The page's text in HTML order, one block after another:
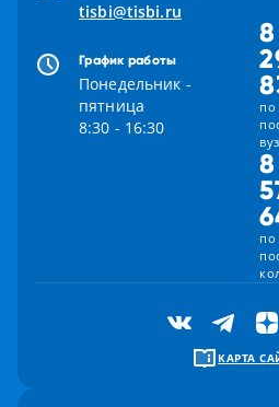
tisbi@tisbi.ru
График работы
Понедельник -
пятница
8:30 - 16:30
по
вуз
по
КАРТА